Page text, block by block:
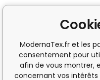
ModernaTex.fr et les
consentement pour
afin de vous montrer,
concernant vos intérêts